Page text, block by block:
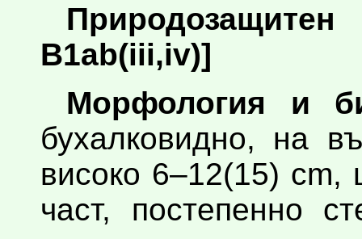
B1ab(iii,iv)]
Морфология и
бухалковидно, на
високо 6–12(15) cm,
част, постепенно